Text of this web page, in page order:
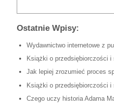
Ostatnie Wpisy:
Wydawnictwo internetowe z
Książki o przedsiębiorczości
Jak lepiej zrozumieć proces
Książki o przedsiębiorczości
Czego uczy historia Adama